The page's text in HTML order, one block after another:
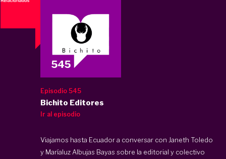
Episodio 545
Bichito Editores
Ir al episodio
Viajamos hasta Ecuador a conversar con Janeth Toledo
y Maríaluz Albujas Bayas sobre la editorial y colectivo